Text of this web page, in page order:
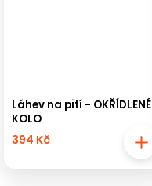
Láhev na pití - OKŘÍDLENÉ
KOLO
394 Kč